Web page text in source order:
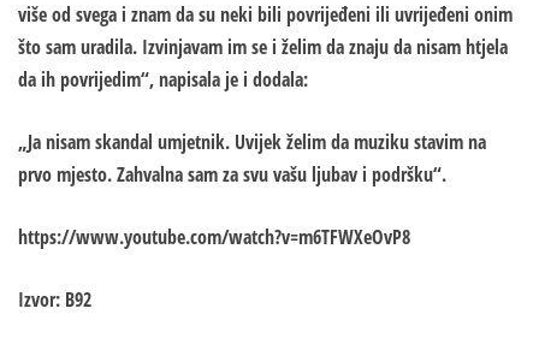
više od svega i znam da su neki bili povrijeđeni ili uvrijeđeni onim
što sam uradila. Izvinjavam im se i želim da znaju da nisam htjela
da ih povrijedim“, napisala je i dodala:
„Ja nisam skandal umjetnik. Uvijek želim da muziku stavim na
prvo mjesto. Zahvalna sam za svu vašu ljubav i podršku“.
https://www.youtube.com/watch?v=m6TFWXeOvP8
Izvor: B92